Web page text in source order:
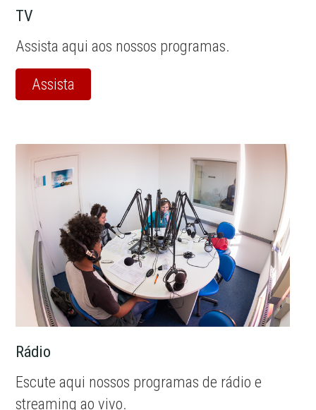
TV
Assista aqui aos nossos programas.
Assista
Rádio
Escute aqui nossos programas de rádio e
streaming ao vivo.